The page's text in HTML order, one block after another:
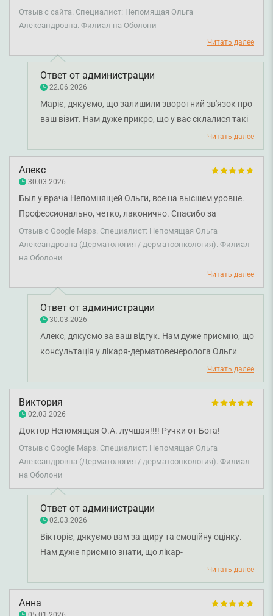
пацієнтом жахлива. На першому візиті лікар дала
конкретні інструкції щодо нанесення мазі, а на наступному
прийомі заперечила власні слова та сказала: “Я такого не
казала”. Коли я поскаржилася на реакцію іншого
призначеного засобу, почула відповідь “ Не може такого
бути”. І це при тому, що симптому є очевидною алергічною
реакцією. Складається враження, що лікар дозволяє собі
таке зневажливе ставлення, орієнтуючись на молодий вік
Отзыв с сайта. Специалист: Непомящая Ольга
Александровна. Филиал на Оболони
Читать далее
Ответ от администрации
22.06.2026
Маріє, дякуємо, що залишили зворотний зв'язок про
ваш візит. Нам дуже прикро, що у вас склалися такі
враження про лікаря. Ми передали ваші слова
менеджеру з якості для детального опрацювання
Читать далее
Алекс
30.03.2026
Был у врача Непомнящей Ольги, все на высшем уровне.
Профессионально, четко, лаконично. Спасибо за
хорошую работу.
Отзыв с Google Maps. Специалист: Непомящая Ольга
Александровна (Дерматология / дерматоонкология). Филиал
на Оболони
Читать далее
Ответ от администрации
30.03.2026
Алекс, дякуємо за ваш відгук. Нам дуже приємно, що
консультація у лікаря-дерматовенеролога Ольги
Непом’ящої пройшла на високому рівні, професійно
та чітко. Бажаємо вам міцного здоров'я!
Читать далее
Виктория
02.03.2026
Доктор Непомящая О.А. лучшая!!!! Ручки от Бога!
Отзыв с Google Maps. Специалист: Непомящая Ольга
Александровна (Дерматология / дерматоонкология). Филиал
на Оболони
Ответ от администрации
02.03.2026
Вікторіє, дякуємо вам за щиру та емоційну оцінку.
Нам дуже приємно знати, що лікар-
дерматовенеролог Ольга Непом'ящая змогла
подарувати вам впевненість і комфорт під час
Читать далее
Анна